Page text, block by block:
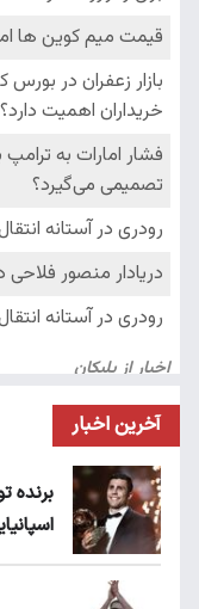
آخرین اخبار
برنده